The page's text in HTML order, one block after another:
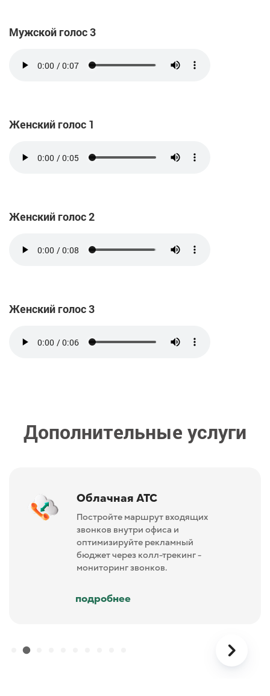
Мужской голос 3
Женский голос 1
Женский голос 2
Женский голос 3
Дополнительные услуги
Облачная АТС
Постройте маршрут входящих
звонков внутри офиса и
оптимизируйте рекламный
бюджет через колл-трекинг -
мониторинг звонков.
подробнее